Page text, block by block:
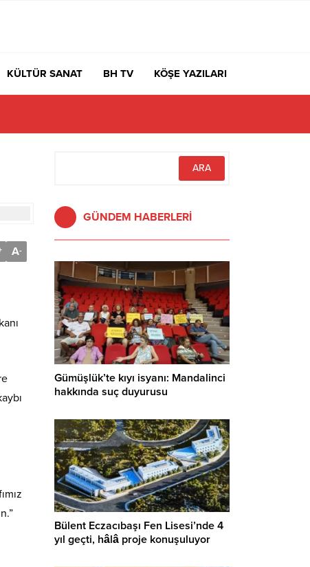
KÜLTÜR SANAT BH TV KÖŞE YAZILARI
A-
GÜNDEM HABERLERİ
Gümüşlük’te kıyı isyanı: Mandalinci
hakkında suç duyurusu
Bülent Eczacıbaşı Fen Lisesi’nde 4
yıl geçti, hâlâ proje konuşuluyor